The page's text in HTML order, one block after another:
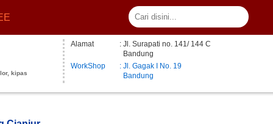
kipas
Alamat
: Jl. Surapati no. 141/ 144 C
Bandung
WorkShop
: Jl. Gagak I No. 19
Bandung